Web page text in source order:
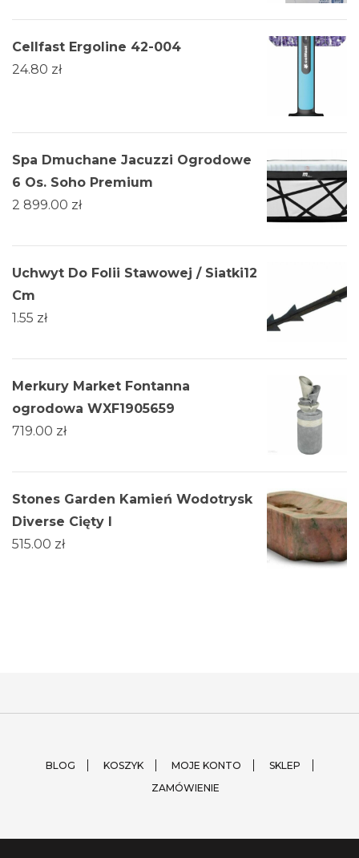
Cellfast Ergoline 42-004
24.80 zł
Spa Dmuchane Jacuzzi Ogrodowe
6 Os. Soho Premium
2 899.00 zł
Uchwyt Do Folii Stawowej / Siatki12
Cm
1.55 zł
Merkury Market Fontanna
ogrodowa WXF1905659
719.00 zł
Stones Garden Kamień Wodotrysk
Diverse Cięty I
515.00 zł
BLOG KOSZYK MOJE KONTO
SKLEP
ZAMÓWIENIE